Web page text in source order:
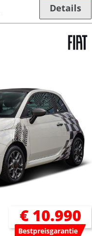
Details
€ 10.990
Bestpreisgarantie